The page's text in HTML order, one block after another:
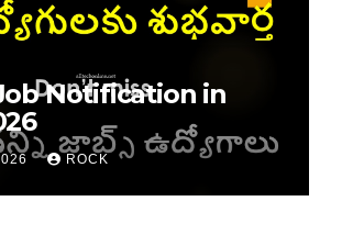
Notification in
ROCK